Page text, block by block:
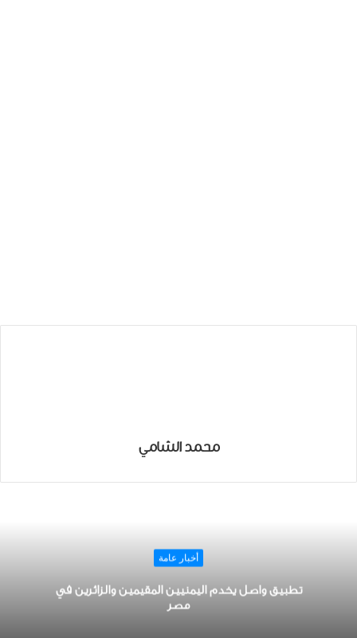
محمد الشامي
أخبار عامة
تطبيق واصل يخدم اليمنيين المقيمين والزائرين في
مصر